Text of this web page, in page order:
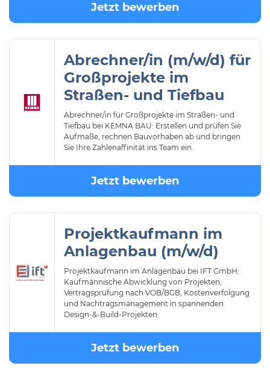
Jetzt bewerben
Abrechner/in (m/w/d) für
Großprojekte im
Straßen- und Tiefbau
Abrechner/in für Großprojekte im Straßen- und
Tiefbau bei KEMNA BAU: Erstellen und prüfen Sie
Aufmaße, rechnen Bauvorhaben ab und bringen
Sie Ihre Zahlenaffinität ins Team ein.
Jetzt bewerben
Projektkaufmann im
Anlagenbau (m/w/d)
Projektkaufmann im Anlagenbau bei IFT GmbH:
Kaufmännische Abwicklung von Projekten,
Vertragsprüfung nach VOB/BGB, Kostenverfolgung
und Nachtragsmanagement in spannenden
Design-&-Build-Projekten.
Jetzt bewerben